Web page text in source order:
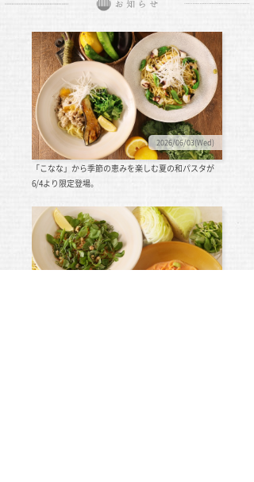
「こなな」から季節の恵みを楽しむ夏の和パスタが
6/4より限定登場。
2026/06/03(Wed)